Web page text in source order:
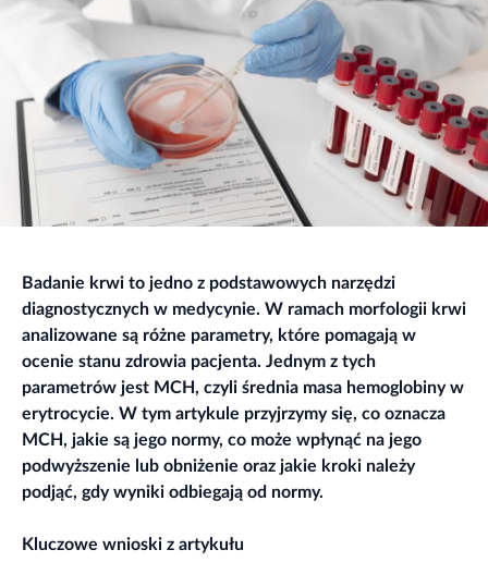
Badanie krwi to jedno z podstawowych narzędzi
diagnostycznych w medycynie. W ramach morfologii krwi
analizowane są różne parametry, które pomagają w
ocenie stanu zdrowia pacjenta. Jednym z tych
parametrów jest MCH, czyli średnia masa hemoglobiny w
erytrocycie. W tym artykule przyjrzymy się, co oznacza
MCH, jakie są jego normy, co może wpłynąć na jego
podwyższenie lub obniżenie oraz jakie kroki należy
podjąć, gdy wyniki odbiegają od normy.
Kluczowe wnioski z artykułu